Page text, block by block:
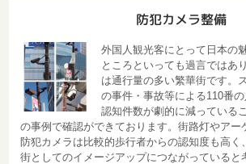
防犯カメラ整備
外国人観光客にとって日本の
ところといっても過言ではあ
は通行量の多い繁華街です。
の事件・事故等による110番
認知件数が劇的に減っている
の事例で確認ができております。街路灯やアー
防犯カメラは比較的歩行者からの認知度も高く
街としてのイメージアップにつながっていると